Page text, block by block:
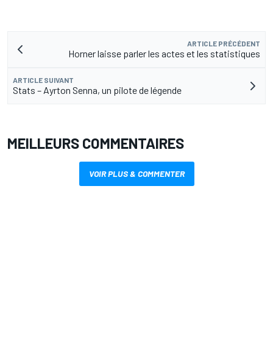
ARTICLE PRÉCÉDENT
Horner laisse parler les actes et les statistiques
ARTICLE SUIVANT
Stats – Ayrton Senna, un pilote de légende
MEILLEURS COMMENTAIRES
VOIR PLUS & COMMENTER